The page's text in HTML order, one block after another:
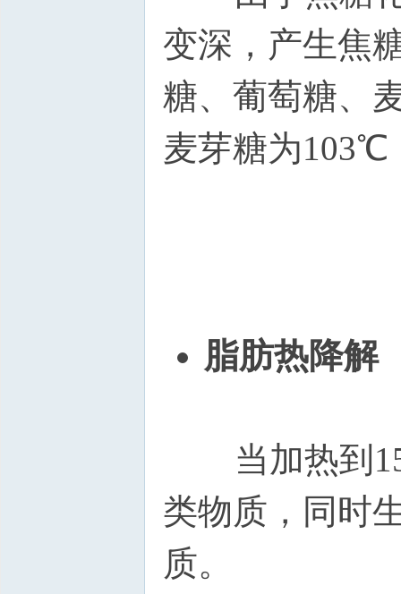
变深，产生焦
糖、葡萄糖、
麦芽糖为103℃
脂肪热降解
当加热到
类物质，同时
质。